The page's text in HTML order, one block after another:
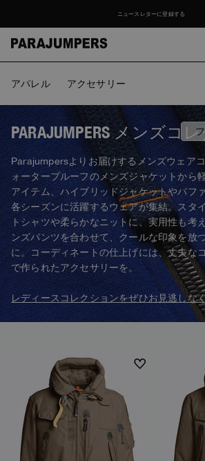
メンズ
全て見る
ジャケット
ダウンジャケット
Hybrids
ボンバー
ジャケット
Polo & T-Shirts
ジャケット
オーバーシャツ
ベスト
全て見る
バッグ・バッグパック
ハット
Masterpiece
Icons
Invisible Cities
Everyday Wear
Bluemoon The Crew
Anthony Bogdan
ウィメンズ
全て見る
ジャケット
ダウンジャケット
Hybrids
ボンバー
トップス & Tシャツ
ニット
ジャケット
ベスト
全て見る
バッグ・バッグパック
ハット
Masterpiece
Icons
Invisible Cities
Travel
Anthony Bogdan
キッズ
セール
全て見る
アパレル
全て見る
アクセサリー
Journal
Stories
Saving the Pallas' cat
Voices from an Icy Coast
Wiggo Antonsen
Wishlist
Customer Service
言語: 日本
ニュースレターに登録する
メンズ ウィメンズ キッズ
アパレル アクセサリー
PARAJUMPERS メンズコ
Parajumpersよりお届けするメンズウェア
ォータープルーフのメンズジャケットから
アイテム、ハイブリッドジャケットやパフ
各シーズンに活躍するウェアが集結。スタ
トシャツや柔らかなニットに、実用性も考
ンズパンツを合わせて、クールな印象を放
に。コーディネートの仕上げには、丈夫な
で作られたアクセサリーを。
レディースコレクションをぜひお見逃しな
NEW ARRIVALS NEW